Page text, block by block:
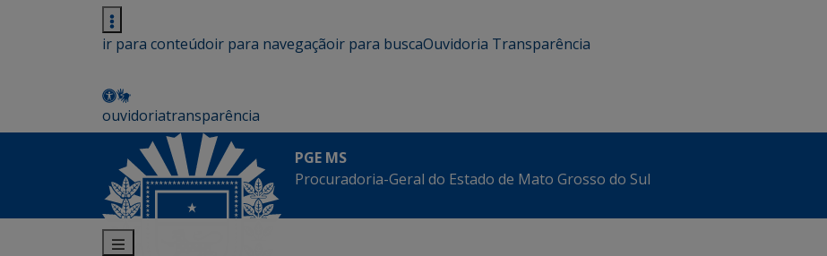
ir para conteúdoir para navegaçãoir para buscaOuvidoria Transparência
ouvidoriatransparência
PGE MS
Procuradoria-Geral do Estado de Mato Grosso do Sul